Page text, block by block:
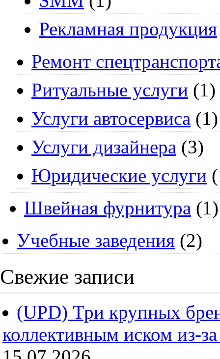
Рекламная продукция
Ремонт
Ритуальные услуги (1)
Услуги автосервиса (1)
Услуги дизайнера (3)
Юридические услуги
Швейная фурнитура (1)
Учебные заведения (2)
Свежие записи
(UPD) Три крупных
коллективным иском из-